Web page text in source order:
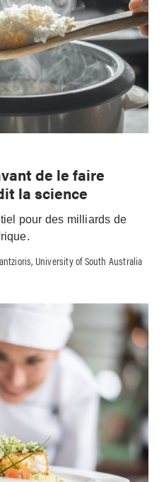
de le faire
la science
pour des milliards de
University of South Australia